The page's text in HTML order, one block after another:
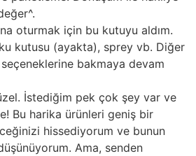
oturmak için bu kutuyu aldım.
kutusu (ayakta), sprey vb. Diğer
bakmaya devam
İstediğim pek çok şey var ve
Bu harika ürünleri geniş bir
hissediyorum ve bunun
Ama, senden